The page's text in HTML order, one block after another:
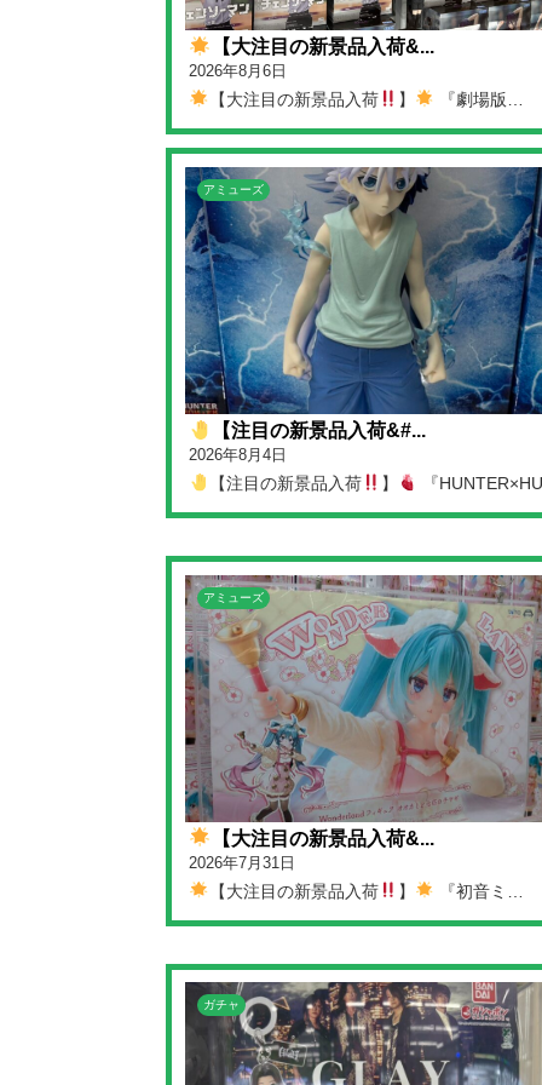
【大注目の新景品入荷&...
2026年8月6日
【大注目の新景品入荷 】 『劇場版…
アミューズ
【注目の新景品入荷&#...
2026年8月4日
【注目の新景品入荷 】 『
アミューズ
【大注目の新景品入荷&...
2026年7月31日
【大注目の新景品入荷 】 『初音ミ…
ガチャ